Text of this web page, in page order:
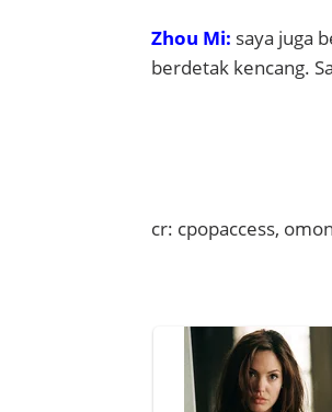
Zhou Mi: saya juga
berdetak kencang.
cr: cpopaccess,